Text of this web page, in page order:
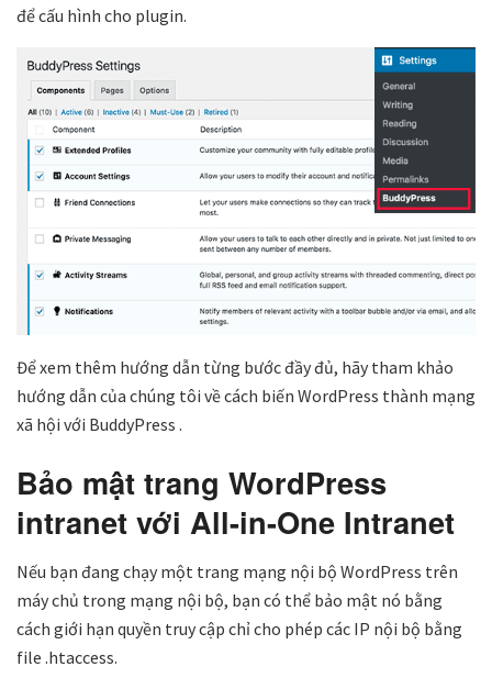
để cấu hình cho plugin.
Để xem thêm hướng dẫn từng bước đầy đủ, hãy tham khảo
hướng dẫn của chúng tôi về cách biến WordPress thành mạng
xã hội với BuddyPress .
Bảo mật trang WordPress
intranet với All-in-One Intranet
Nếu bạn đang chạy một trang mạng nội bộ WordPress trên
máy chủ trong mạng nội bộ, bạn có thể bảo mật nó bằng
cách giới hạn quyền truy cập chỉ cho phép các IP nội bộ bằng
file .htaccess.